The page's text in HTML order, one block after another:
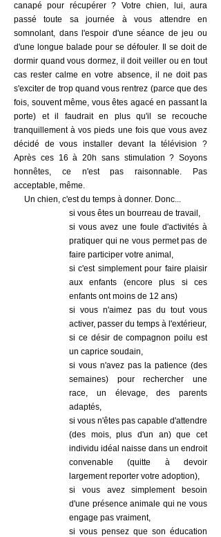
canapé pour récupérer ? Votre chien, lui, aura
passé toute sa journée à vous attendre en
somnolant, dans l'espoir d'une séance de jeu ou
d'une longue balade pour se défouler. Il se doit de
dormir quand vous dormez, il doit veiller ou en tout
cas rester calme en votre absence, il ne doit pas
s'exciter de trop quand vous rentrez (parce que des
fois, souvent même, vous êtes agacé en passant la
porte) et il faudrait en plus qu'il se recouche
tranquillement à vos pieds une fois que vous avez
décidé de vous installer devant la télévision ?
Après ces 16 à 20h sans stimulation ? Soyons
honnêtes, ce n'est pas raisonnable. Pas
acceptable, même.
Un chien, c'est du temps à donner. Donc...
si vous êtes un bourreau de travail,
si vous avez une foule d'activités à
pratiquer qui ne vous permet pas de
faire participer votre animal,
si c'est simplement pour faire plaisir
aux enfants (encore plus si ces
enfants ont moins de 12 ans)
si vous n'aimez pas du tout vous
activer, passer du temps à l'extérieur,
si ce désir de compagnon poilu est
un caprice soudain,
si vous n'avez pas la patience (des
semaines) pour rechercher une
race, un élevage, des parents
adaptés,
si vous n'êtes pas capable d'attendre
(des mois, plus d'un an) que cet
individu idéal naisse dans un endroit
convenable (quitte à devoir
largement reporter votre adoption),
si vous avez simplement besoin
d'une présence animale qui ne vous
engage pas vraiment,
si vous pensez que son éducation